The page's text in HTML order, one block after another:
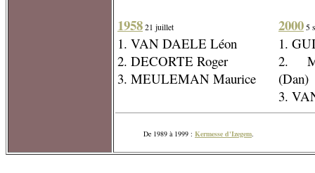
1958 21 juillet
1. VAN DAELE Léon
2. DECORTE Roger
3. MEULEMAN Maurice
2000 5
1.
2.
(Dan)
3.
De 1989 à 1999 : Kermesse d'Izegem.